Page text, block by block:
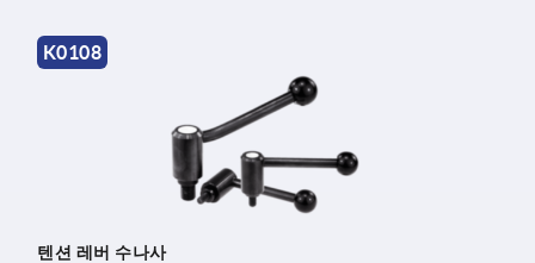
K0108
텐션 레버 수나사